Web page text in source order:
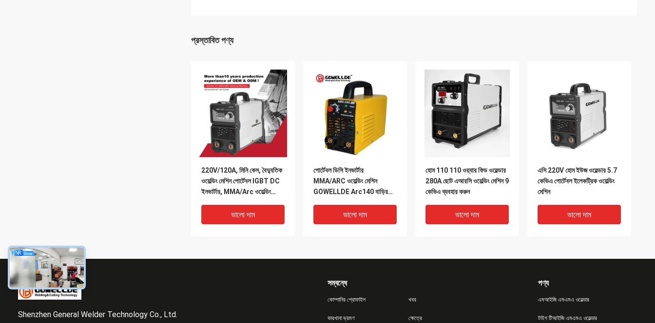
প্রস্তাবিত পণ্য
220V/120A, মিনি কেস, বৈদ্যুতিক
ওয়েল্ডিং মেশিন পোর্টেবল IGBT DC
ইনভার্টার, MMA/Arc ওয়েল্ডিং
ভালো দাম
পোর্টেবল ডিসি ইনভার্টার
MMA/ARC ওয়েল্ডিং মেশিন
GOWELLDE Arc140 বাড়ির
ভালো দাম
হোম 110 110 ওয়্যার ফিড ওয়েল্ডার
280A ছোট এআরসি ওয়েল্ডিং মেশিন 9
কেভিএ ব্যবহার করুন
ভালো দাম
এসি 220V হোম ইউজ ওয়েল্ডার 5.7
কেভিএ পোর্টেবল ইলেকট্রিক ওয়েল্ডিং
মেশিন
ভালো দাম
Shenzhen General Welder Technology Co., Ltd.
সম্বন্ধে
কোম্পানির প্রোফাইল
কারখানা ভ্রমণ
খবর
ক্ষেত্রে
পণ্য
এমআইজি এমএমএ ওয়েল্ডার
টাইগ টিআইজি এমএমএ ওয়েল্ডার